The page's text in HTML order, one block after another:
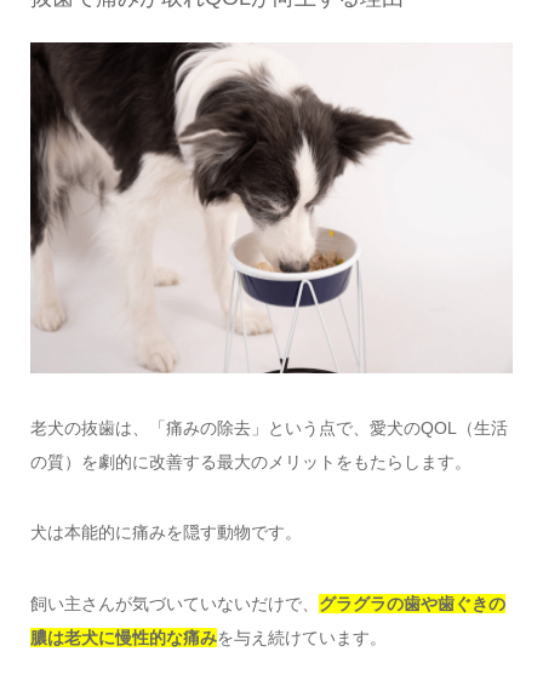
老犬の抜歯は、「痛みの除去」という点で、愛犬のQOL（生活
の質）を劇的に改善する最大のメリットをもたらします。
犬は本能的に痛みを隠す動物です。
飼い主さんが気づいていないだけで、 グラグラの歯や歯ぐきの
膿は老犬に慢性的な痛みを与え続けています。